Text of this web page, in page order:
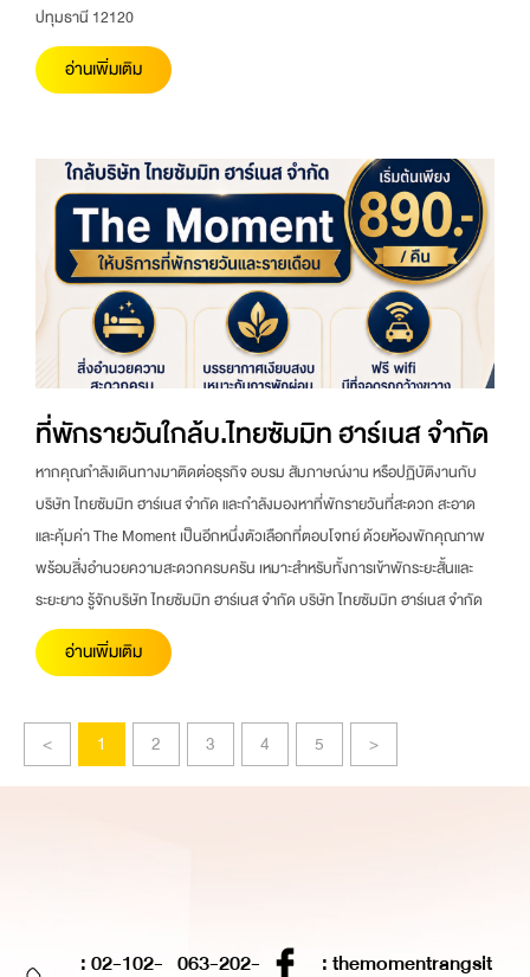
ปทุมธานี 12120
อ่านเพิ่มเติม
ที่พักรายวันใกล้บ.ไทยซัมมิท ฮาร์เนส จำกัด
หากคุณกำลังเดินทางมาติดต่อธุรกิจ อบรม สัมภาษณ์งาน หรือปฏิบัติงานกับ
บริษัท ไทยซัมมิท ฮาร์เนส จำกัด และกำลังมองหาที่พักรายวันที่สะดวก สะอาด
และคุ้มค่า The Moment เป็นอีกหนึ่งตัวเลือกที่ตอบโจทย์ ด้วยห้องพักคุณภาพ
พร้อมสิ่งอำนวยความสะดวกครบครัน เหมาะสำหรับทั้งการเข้าพักระยะสั้นและ
ระยะยาว รู้จักบริษัท ไทยซัมมิท ฮาร์เนส จำกัด บริษัท ไทยซัมมิท ฮาร์เนส จำกัด
อ่านเพิ่มเติม
< 1 2 3 4 5 >
: 02-102- 063-202- : themomentrangsit